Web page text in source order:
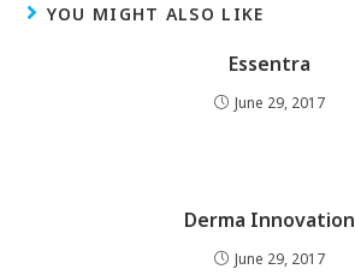
YOU MIGHT ALSO LIKE
Essentra
June 29, 2017
Derma Innovation
June 29, 2017